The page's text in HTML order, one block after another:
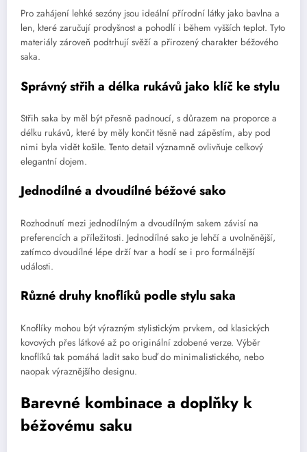
Pro zahájení lehké sezóny jsou ideální přírodní látky jako bavlna a
len, které zaručují prodyšnost a pohodlí i během vyšších teplot. Tyto
materiály zároveň podtrhují svěží a přirozený charakter béžového
saka.
Správný střih a délka rukávů jako klíč ke stylu
Střih saka by měl být přesně padnoucí, s důrazem na proporce a
délku rukávů, které by měly končit těsně nad zápěstím, aby pod
nimi byla vidět košile. Tento detail významně ovlivňuje celkový
elegantní dojem.
Jednodílné a dvoudílné béžové sako
Rozhodnutí mezi jednodílným a dvoudílným sakem závisí na
preferencích a příležitosti. Jednodílné sako je lehčí a uvolněnější,
zatímco dvoudílné lépe drží tvar a hodí se i pro formálnější
události.
Různé druhy knoflíků podle stylu saka
Knoflíky mohou být výrazným stylistickým prvkem, od klasických
kovových přes látkové až po originální zdobené verze. Výběr
knoflíků tak pomáhá ladit sako buď do minimalistického, nebo
naopak výraznějšího designu.
Barevné kombinace a doplňky k
béžovému saku